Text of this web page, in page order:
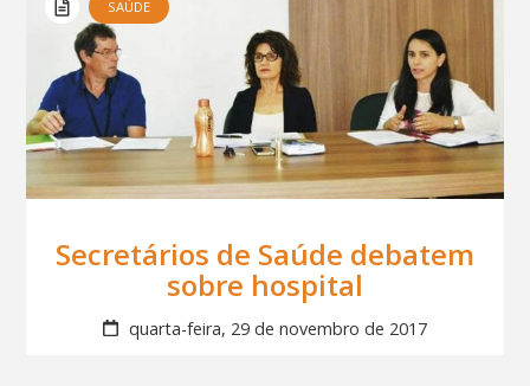
SAÚDE
Secretários de Saúde debatem
sobre hospital
quarta-feira, 29 de novembro de 2017